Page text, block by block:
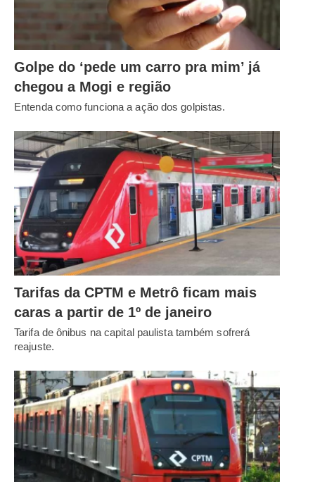
Golpe do ‘pede um carro pra mim’ já
chegou a Mogi e região
Entenda como funciona a ação dos golpistas.
Tarifas da CPTM e Metrô ficam mais
caras a partir de 1º de janeiro
Tarifa de ônibus na capital paulista também sofrerá
reajuste.